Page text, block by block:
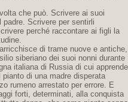
che può. Scrivere ai suoi
Scrivere per sentirli
perché raccontare ai figli la
di trame nuove e antiche,
siberiano dei suoi nonni durante
italiana di Russia di cui apprende
di una madre disperata
rumeno arrestato per errore. E
forti, determinati, alla conquista